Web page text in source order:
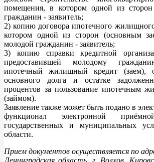
помещения, в котором одной из сторон
гражданин - заявитель;
2) копию договора ипотечного
котором одной из сторон (основным
молодой гражданин - заявитель;
3) копию справки кредитной
предоставившей молодому
ипотечный жилищный кредит (заем),
основного долга и остатке
процентов за пользование ипотечным
(займом).
Заявление также может быть подано в
функционал электронной
государственных и муниципальных
области.
Прием документов осуществляется по
Ленинградская область, г. Волхов,